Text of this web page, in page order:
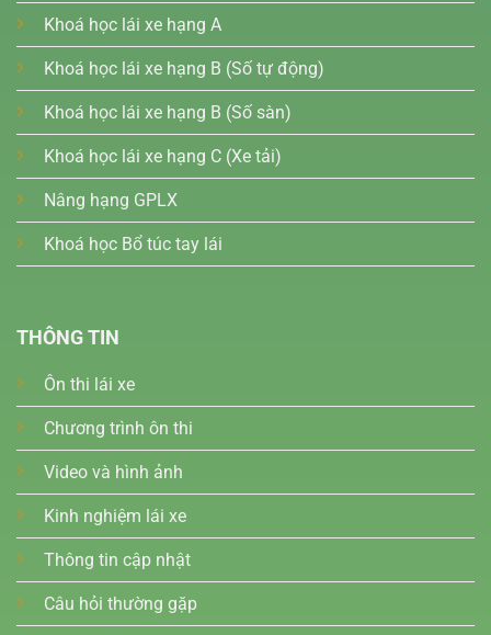
Khoá học lái xe hạng A
Khoá học lái xe hạng B (Số tự động)
Khoá học lái xe hạng B (Số sàn)
Khoá học lái xe hạng C (Xe tải)
Nâng hạng GPLX
Khoá học Bổ túc tay lái
THÔNG TIN
Ôn thi lái xe
Chương trình ôn thi
Video và hình ảnh
Kinh nghiệm lái xe
Thông tin cập nhật
Câu hỏi thường gặp